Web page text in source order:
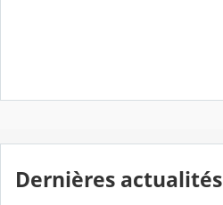
Dernières actualités